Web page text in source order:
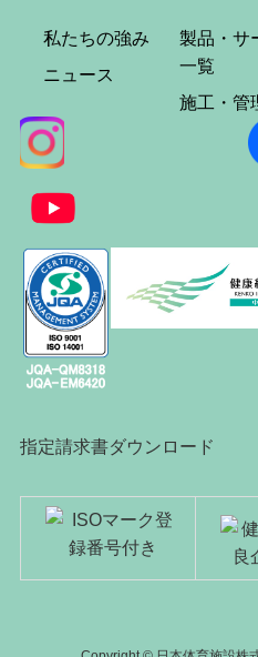
私たちの強み
ニュース
製品・サ
一覧
施工・管
指定請求書ダウンロード